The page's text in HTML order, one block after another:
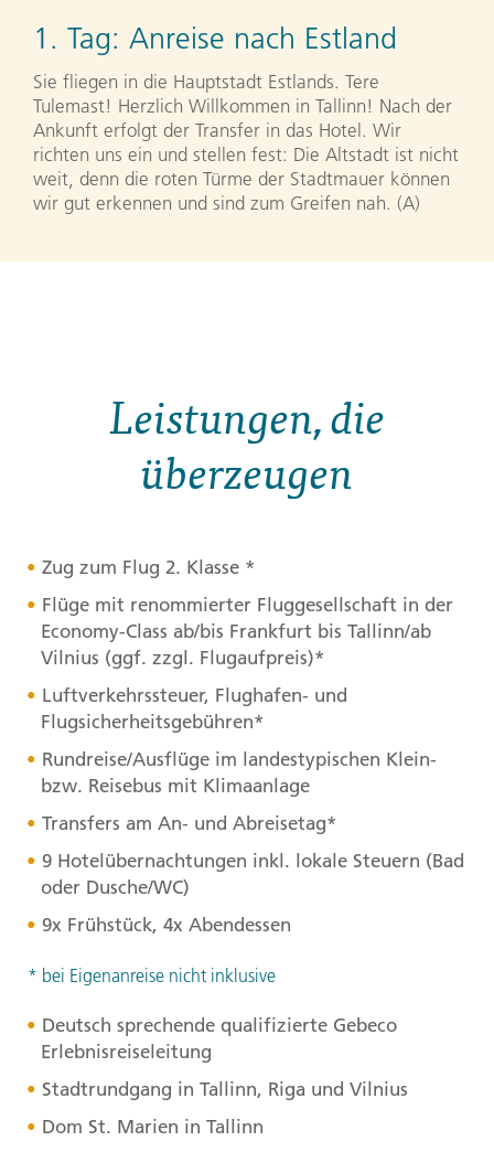
1. Tag: Anreise nach Estland
Sie fliegen in die Hauptstadt Estlands. Tere
Tulemast! Herzlich Willkommen in Tallinn! Nach der
Ankunft erfolgt der Transfer in das Hotel. Wir
richten uns ein und stellen fest: Die Altstadt ist nicht
weit, denn die roten Türme der Stadtmauer können
wir gut erkennen und sind zum Greifen nah. (A)
Leistungen, die
überzeugen
Zug zum Flug 2. Klasse *
Flüge mit renommierter Fluggesellschaft in der
Economy-Class ab/bis Frankfurt bis Tallinn/ab
Vilnius (ggf. zzgl. Flugaufpreis)*
Luftverkehrssteuer, Flughafen- und
Flugsicherheitsgebühren*
Rundreise/Ausflüge im landestypischen Klein-
bzw. Reisebus mit Klimaanlage
Transfers am An- und Abreisetag*
9 Hotelübernachtungen inkl. lokale Steuern (Bad
oder Dusche/WC)
9x Frühstück, 4x Abendessen
* bei Eigenanreise nicht inklusive
Deutsch sprechende qualifizierte Gebeco
Erlebnisreiseleitung
Stadtrundgang in Tallinn, Riga und Vilnius
Dom St. Marien in Tallinn